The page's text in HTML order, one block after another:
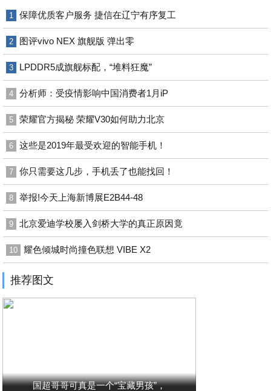
1 保障优质客户服务 捷信在辽宁有序复工
2 图评vivo NEX 旗舰版 弹出零
3 LPDDR5成旗舰标配，“堆料狂魔”
4 分析师：受疫情影响中国消费者1月iP
5 荣耀官方揭秘 荣耀V30如何助力北京
6 这些是2019年最受欢迎的智能手机！
7 你只需要这几步，手机丢了也能找回！
8 举报!今天上海新博展E2B44-48
9 北京爱迪学校屡入剑桥大学的真正原因竟
10 耀色倾城时尚撞色联想 VIBE X2
推荐图文
国超哥哥可真是一个“宝藏男孩”，